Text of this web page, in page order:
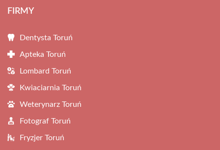
FIRMY
Dentysta Toruń
Apteka Toruń
Lombard Toruń
Kwiaciarnia Toruń
Weterynarz Toruń
Fotograf Toruń
Fryzjer Toruń